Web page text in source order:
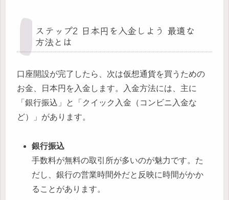
ステップ2 日本円を入金しよう 最適な
方法とは
口座開設が完了したら、次は仮想通貨を買うための
お金、日本円を入金します。入金方法には、主に
「銀行振込」と「クイック入金（コンビニ入金な
ど）」があります。
銀行振込
手数料が無料の取引所が多いのが魅力です。た
だし、銀行の営業時間外だと反映に時間がかか
ることがあります。